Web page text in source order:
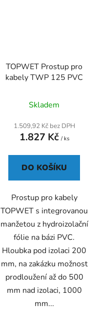
TOPWET Prostup pro
kabely TWP 125 PVC
Skladem
1.509,92 Kč bez DPH
1.827 Kč / ks
DO KOŠÍKU
Prostup pro kabely
TOPWET s integrovanou
manžetou z hydroizolační
fólie na bázi PVC.
Hloubka pod izolaci 200
mm, na zakázku možnost
prodloužení až do 500
mm nad izolaci, 1000
mm...